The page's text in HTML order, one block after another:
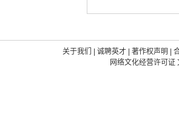
关于我们 诚聘英才 著作权声明
网络文化经营许可